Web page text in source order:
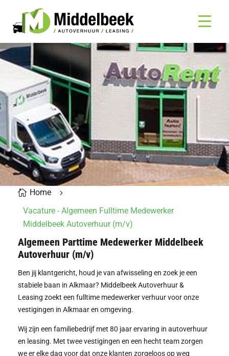
 Home 5
Vacature - Algemeen Fulltime Medewerker
Middelbeek Autoverhuur (m/v)
Algemeen Parttime Medewerker Middelbeek
Autoverhuur (m/v)
Ben jij klantgericht, houd je van afwisseling en zoek je een
stabiele baan in Alkmaar? Middelbeek Autoverhuur &
Leasing zoekt een fulltime medewerker verhuur voor onze
vestigingen in Alkmaar en omgeving.
Wij zijn een familiebedrijf met 80 jaar ervaring in autoverhuur
en leasing. Met twee vestigingen en een hecht team zorgen
we er elke dag voor dat onze klanten zorgeloos op weg